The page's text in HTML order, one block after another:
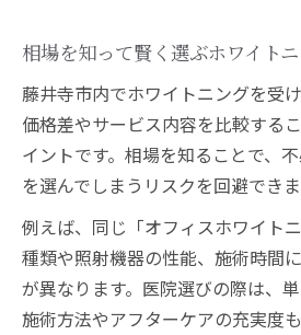
相場を知って賢く選ぶホワイト
藤井寺市内でホワイトニングを受
価格差やサービス内容を比較する
イントです。相場を知ることで、
を選んでしまうリスクを回避できま
例えば、同じ「オフィスホワイト
種類や照射機器の性能、施術時間
が異なります。医院選びの際は、単
施術方法やアフターケアの充実度